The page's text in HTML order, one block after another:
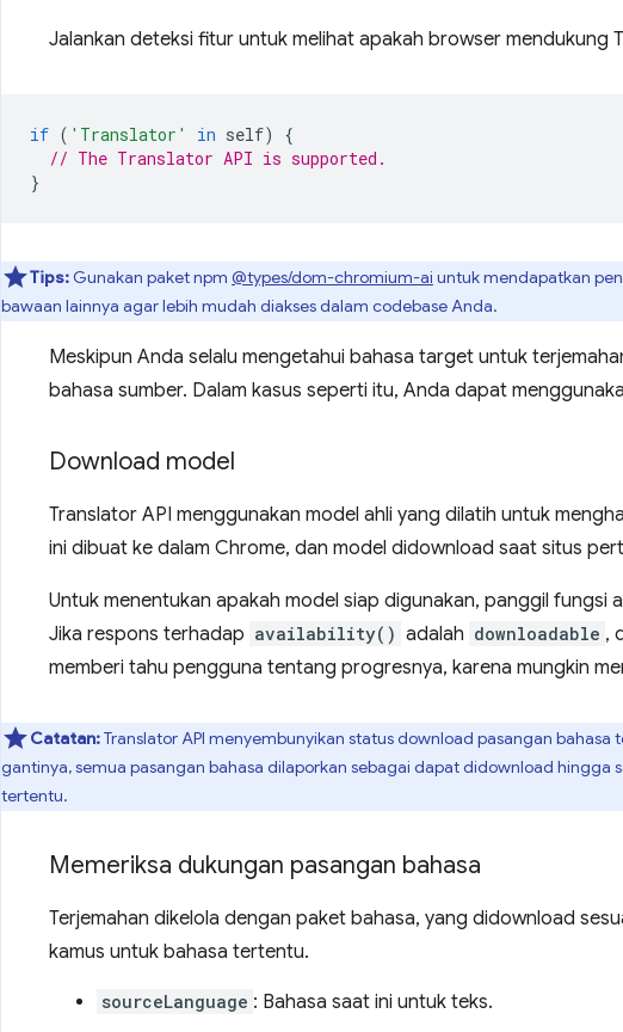
Jalankan deteksi fitur untuk melihat apakah browser mendukung
if ( 'Translator' in self)
{
// The Translator API is supported.
}
Tips: Gunakan paket npm @types/dom-chromium-ai untuk mendapatkan
bawaan lainnya agar lebih mudah diakses dalam codebase Anda.
Meskipun Anda selalu mengetahui bahasa target untuk
bahasa sumber. Dalam kasus seperti itu, Anda dapat
Download model
Translator API menggunakan model ahli yang dilatih untuk
ini dibuat ke dalam Chrome, dan model didownload saat situs
Untuk menentukan apakah model siap digunakan, panggil fungsi
Jika respons terhadap availability() adalah downloadable ,
memberi tahu pengguna tentang progresnya, karena mungkin
Catatan:Translator API menyembunyikan status download pasangan
gantinya, semua pasangan bahasa dilaporkan sebagai dapat didownload hingga
tertentu.
Memeriksa dukungan pasangan bahasa
Terjemahan dikelola dengan paket bahasa, yang didownload
kamus untuk bahasa tertentu.
sourceLanguage : Bahasa saat ini untuk teks.